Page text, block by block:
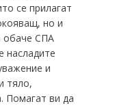
се прилагат
но и
обаче СПА
насладите
и
тяло,
Помагат ви да